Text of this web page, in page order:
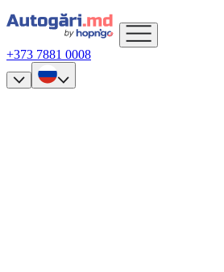
+373 7881 0008